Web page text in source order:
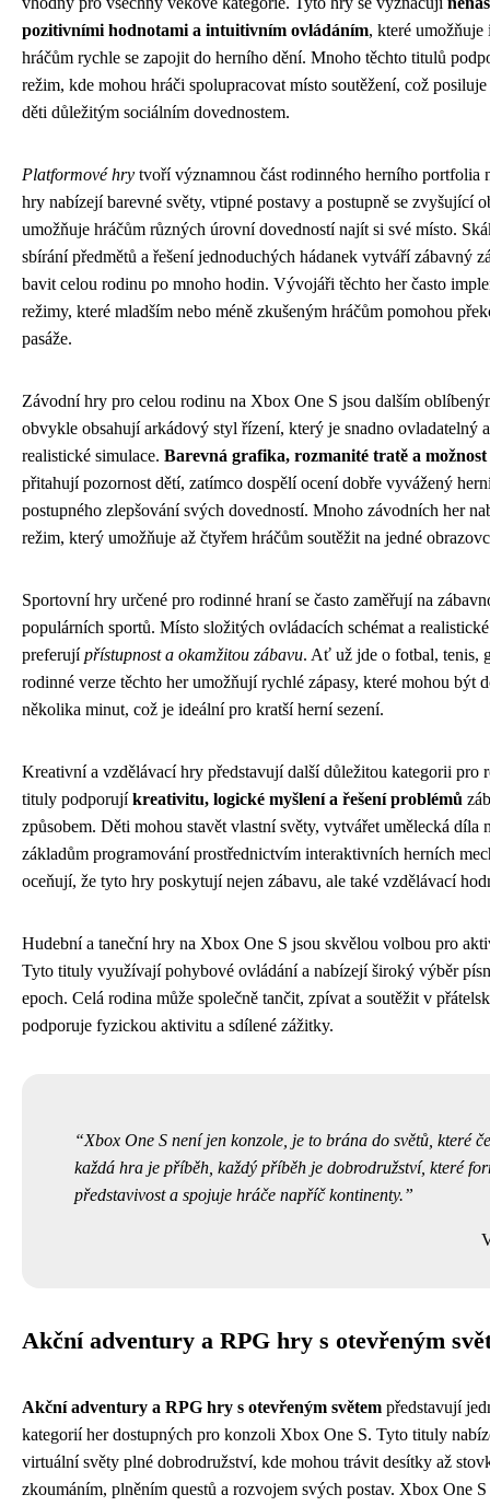
pozitivními hodnotami a intuitivním ovládáním, které umožňuje
hráčům rychle se zapojit do herního dění. Mnoho těchto titulů
režim, kde mohou hráči spolupracovat místo soutěžení, což
děti důležitým sociálním dovednostem.
Platformové hry tvoří významnou část rodinného herního portfolia
hry nabízejí barevné světy, vtipné postavy a postupně se zvyšující
umožňuje hráčům různých úrovní dovedností najít si své místo.
sbírání předmětů a řešení jednoduchých hádanek vytváří zábavný
bavit celou rodinu po mnoho hodin. Vývojáři těchto her často
režimy, které mladším nebo méně zkušeným hráčům pomohou
pasáže.
Závodní hry pro celou rodinu na Xbox One S jsou dalším
obvykle obsahují arkádový styl řízení, který je snadno ovladatelný
realistické simulace. Barevná grafika, rozmanité tratě a
přitahují pozornost dětí, zatímco dospělí ocení dobře vyvážený
postupného zlepšování svých dovedností. Mnoho závodních her
režim, který umožňuje až čtyřem hráčům soutěžit na jedné
Sportovní hry určené pro rodinné hraní se často zaměřují na
populárních sportů. Místo složitých ovládacích schémat a
preferujípřístupnost a okamžitou zábavu. Ať už jde o fotbal, tenis,
rodinné verze těchto her umožňují rychlé zápasy, které mohou být
několika minut, což je ideální pro kratší herní sezení.
Kreativní a vzdělávací hry představují další důležitou kategorii pro
tituly podporujíkreativitu, logické myšlení a řešení problémů
způsobem. Děti mohou stavět vlastní světy, vytvářet umělecká díla
základům programování prostřednictvím interaktivních herních
oceňují, že tyto hry poskytují nejen zábavu, ale také vzdělávací
Hudební a taneční hry na Xbox One S jsou skvělou volbou pro
Tyto tituly využívají pohybové ovládání a nabízejí široký výběr
epoch. Celá rodina může společně tančit, zpívat a soutěžit v
podporuje fyzickou aktivitu a sdílené zážitky.
Xbox One S není jen konzole, je to brána do světů, které
každá hra je příběh, každý příběh je dobrodružství, které
představivost a spojuje hráče napříč kontinenty.
Akční adventury a RPG hry s otevřeným
Akční adventury a RPG hry s otevřeným světem představují
kategorií her dostupných pro konzoli Xbox One S. Tyto tituly
virtuální světy plné dobrodružství, kde mohou trávit desítky až
zkoumáním, plněním questů a rozvojem svých postav. Xbox One